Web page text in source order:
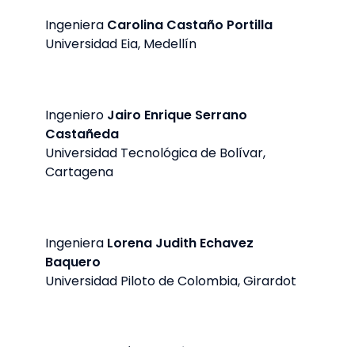
Ingeniera Carolina Castaño Portilla
Universidad Eia, Medellín
Ingeniero Jairo Enrique Serrano
Castañeda
Universidad Tecnológica de Bolívar,
Cartagena
Ingeniera Lorena Judith Echavez
Baquero
Universidad Piloto de Colombia, Girardot